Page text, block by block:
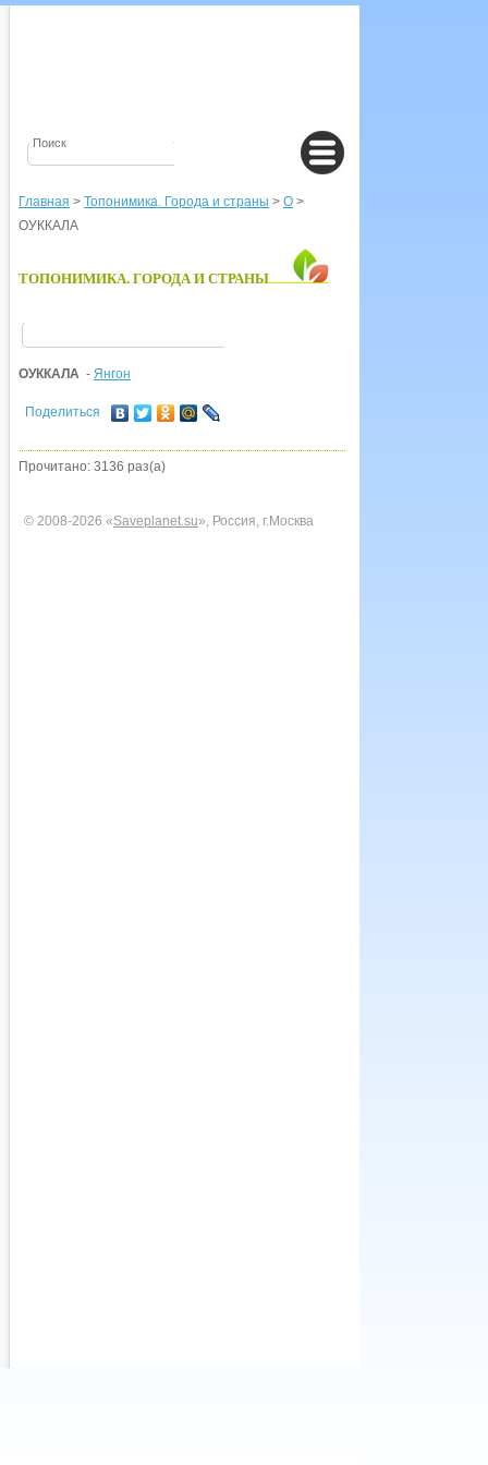
Главная > Топонимика. Города и страны > О >
ОУККАЛА
ТОПОНИМИКА. ГОРОДА И СТРАНЫ
ОУККАЛА - Янгон
Поделиться
Прочитано: 3136 раз(а)
© 2008-2026 «Saveplanet.su», Россия, г.Москва